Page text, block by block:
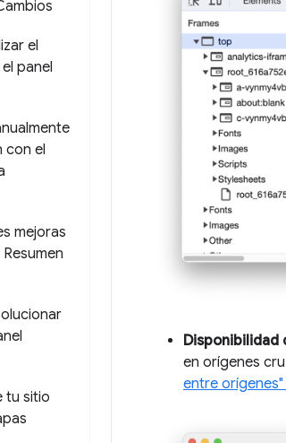
el
panel
con el
mejoras
tu sitio
Disponibilidad
en orígenes
entre